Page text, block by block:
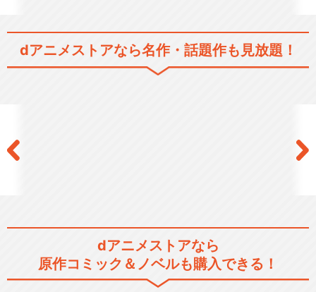
dアニメストアなら名作・話題作も見放題！
dアニメストアなら
原作コミック＆ノベルも購入できる！